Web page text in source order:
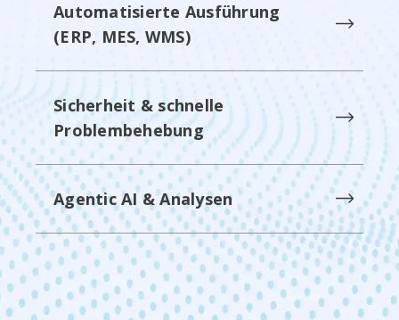
Automatisierte Ausführung
(ERP, MES, WMS)
Ereignis-Trigger:
Sicherheit & schnelle
Problembehebung
Agentic AI & Analysen